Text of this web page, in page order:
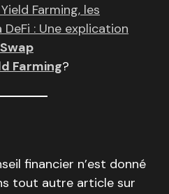
Yield Farming, les
: Une explication
Farming?
financier n’est donné
tout autre article sur